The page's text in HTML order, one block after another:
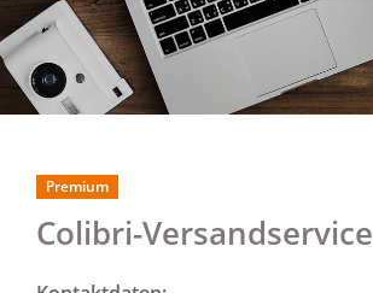
Colibri-Versandservice
Premium